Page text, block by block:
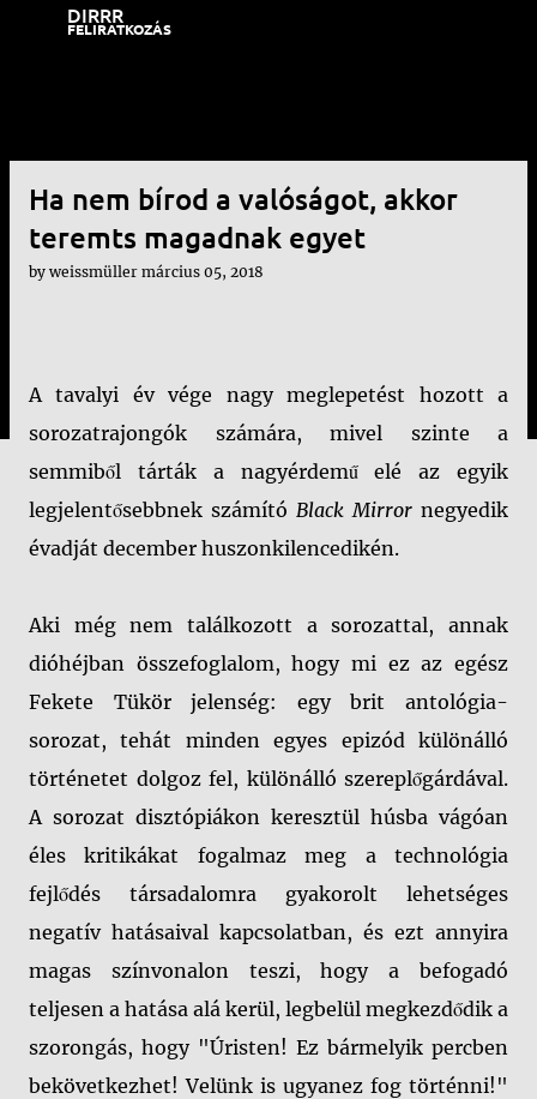
DIRRR
FELIRATKOZÁS
Ha nem bírod a valóságot, akkor
teremts magadnak egyet
by weissmüller március 05, 2018
A tavalyi év vége nagy meglepetést hozott a
sorozatrajongók számára, mivel szinte a
semmiből tárták a nagyérdemű elé az egyik
legjelentősebbnek számító Black Mirror negyedik
évadját december huszonkilencedikén.
Aki még nem találkozott a sorozattal, annak
dióhéjban összefoglalom, hogy mi ez az egész
Fekete Tükör jelenség: egy brit antológia-
sorozat, tehát minden egyes epizód különálló
történetet dolgoz fel, különálló szereplőgárdával.
A sorozat disztópiákon keresztül húsba vágóan
éles kritikákat fogalmaz meg a technológia
fejlődés társadalomra gyakorolt lehetséges
negatív hatásaival kapcsolatban, és ezt annyira
magas színvonalon teszi, hogy a befogadó
teljesen a hatása alá kerül, legbelül megkezdődik a
szorongás, hogy "Úristen! Ez bármelyik percben
bekövetkezhet! Velünk is ugyanez fog történni!"